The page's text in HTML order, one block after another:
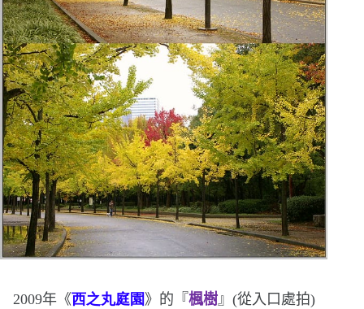
2009年《西之丸庭園》的 『 楓樹』 (從入口處拍)